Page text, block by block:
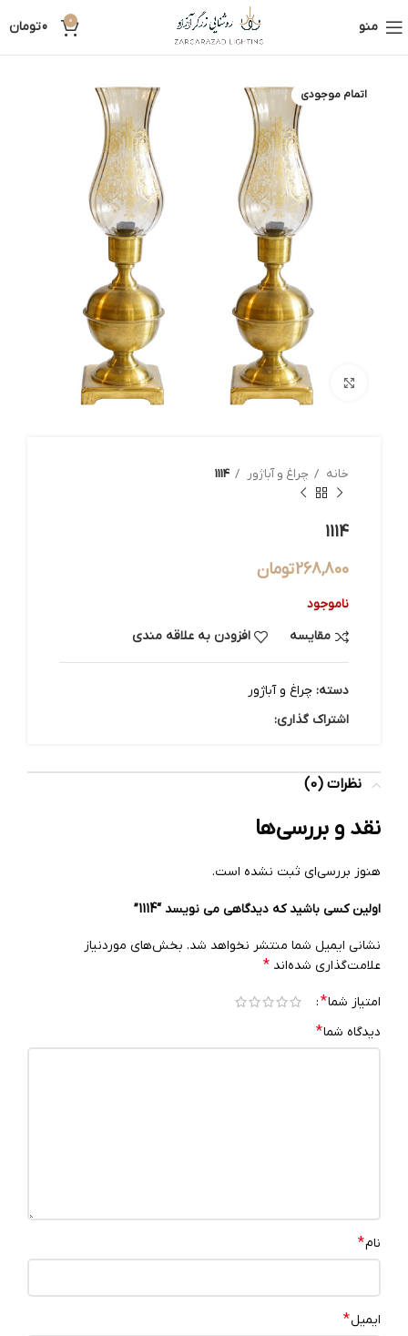
منو 0
0تومان
اتمام موجودی
بزرگنمایی تصویر
خانه چراغ و آباژور 1114
1114
268,800تومان
ناموجود
مقایسه
افزودن به علاقه مندی
دسته: چراغ و آباژور
اشتراک گذاری:
نظرات (0)
نقد و بررسی‌ها
هنوز بررسی‌ای ثبت نشده است.
اولین کسی باشید که دیدگاهی می نویسد “1114”
نشانی ایمیل شما منتشر نخواهد شد. بخش‌های موردنیاز
علامت‌گذاری شده‌اند *
امتیاز شما*
دیدگاه شما*
نام*
ایمیل*